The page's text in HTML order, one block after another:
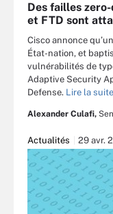
Des failles
et FTD sont
Cisco annonce
État-nation, et
vulnérabilités de
Adaptive Security
Defense. Lire la suite
Alexander Culafi,
Actualités 29 avr.